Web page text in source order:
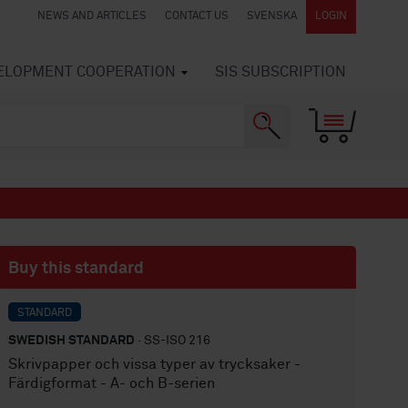
NEWS AND ARTICLES CONTACT US SVENSKA LOGIN
COOPERATION SIS SUBSCRIPTION
Buy this standard
STANDARD
SWEDISH STANDARD · SS-ISO 216
Skrivpapper och vissa typer av trycksaker -
Färdigformat - A- och B-serien